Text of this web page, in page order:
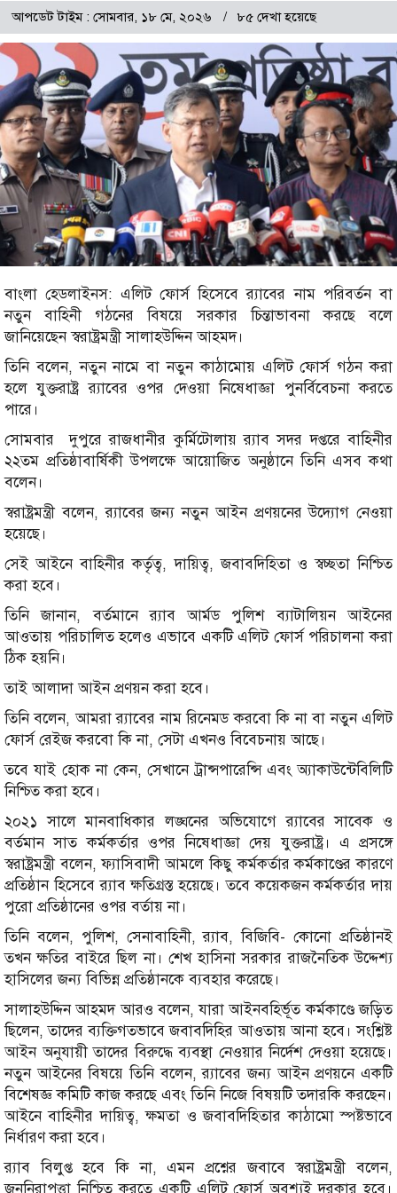
আপডেট টাইম : সোমবার, ১৮ মে, ২০২৬ ৮৫ দেখা হয়েছে
বাংলা হেডলাইনস: এলিট ফোর্স হিসেবে র‍্যাবের নাম পরিবর্তন বা
নতুন বাহিনী গঠনের বিষয়ে সরকার চিন্তাভাবনা করছে বলে
জানিয়েছেন স্বরাষ্ট্রমন্ত্রী সালাহউদ্দিন আহমদ।
তিনি বলেন, নতুন নামে বা নতুন কাঠামোয় এলিট ফোর্স গঠন করা
হলে যুক্তরাষ্ট্র র‍্যাবের ওপর দেওয়া নিষেধাজ্ঞা পুনর্বিবেচনা করতে
পারে।
সোমবার দুপুরে রাজধানীর কুর্মিটোলায় র‍্যাব সদর দপ্তরে বাহিনীর
২২তম প্রতিষ্ঠাবার্ষিকী উপলক্ষে আয়োজিত অনুষ্ঠানে তিনি এসব কথা
বলেন।
স্বরাষ্ট্রমন্ত্রী বলেন, র‍্যাবের জন্য নতুন আইন প্রণয়নের উদ্যোগ নেওয়া
হয়েছে।
সেই আইনে বাহিনীর কর্তৃত্ব, দায়িত্ব, জবাবদিহিতা ও স্বচ্ছতা নিশ্চিত
করা হবে।
তিনি জানান, বর্তমানে র‍্যাব আর্মড পুলিশ ব্যাটালিয়ন আইনের
আওতায় পরিচালিত হলেও এভাবে একটি এলিট ফোর্স পরিচালনা করা
ঠিক হয়নি।
তাই আলাদা আইন প্রণয়ন করা হবে।
তিনি বলেন, আমরা র‍্যাবের নাম রিনেমড করবো কি না বা নতুন এলিট
ফোর্স রেইজ করবো কি না, সেটা এখনও বিবেচনায় আছে।
তবে যাই হোক না কেন, সেখানে ট্রান্সপারেন্সি এবং অ্যাকাউন্টেবিলিটি
নিশ্চিত করা হবে।
২০২১ সালে মানবাধিকার লঙ্ঘনের অভিযোগে র‍্যাবের সাবেক ও
বর্তমান সাত কর্মকর্তার ওপর নিষেধাজ্ঞা দেয় যুক্তরাষ্ট্র। এ প্রসঙ্গে
স্বরাষ্ট্রমন্ত্রী বলেন, ফ্যাসিবাদী আমলে কিছু কর্মকর্তার কর্মকাণ্ডের কারণে
প্রতিষ্ঠান হিসেবে র‍্যাব ক্ষতিগ্রস্ত হয়েছে। তবে কয়েকজন কর্মকর্তার দায়
পুরো প্রতিষ্ঠানের ওপর বর্তায় না।
তিনি বলেন, পুলিশ, সেনাবাহিনী, র‍্যাব, বিজিবি- কোনো প্রতিষ্ঠানই
তখন ক্ষতির বাইরে ছিল না। শেখ হাসিনা সরকার রাজনৈতিক উদ্দেশ্য
হাসিলের জন্য বিভিন্ন প্রতিষ্ঠানকে ব্যবহার করেছে।
সালাহউদ্দিন আহমদ আরও বলেন, যারা আইনবহির্ভূত কর্মকাণ্ডে জড়িত
ছিলেন, তাদের ব্যক্তিগতভাবে জবাবদিহির আওতায় আনা হবে। সংশ্লিষ্ট
আইন অনুযায়ী তাদের বিরুদ্ধে ব্যবস্থা নেওয়ার নির্দেশ দেওয়া হয়েছে।
নতুন আইনের বিষয়ে তিনি বলেন, র‍্যাবের জন্য আইন প্রণয়নে একটি
বিশেষজ্ঞ কমিটি কাজ করছে এবং তিনি নিজে বিষয়টি তদারকি করছেন।
আইনে বাহিনীর দায়িত্ব, ক্ষমতা ও জবাবদিহিতার কাঠামো স্পষ্টভাবে
নির্ধারণ করা হবে।
র‍্যাব বিলুপ্ত হবে কি না, এমন প্রশ্নের জবাবে স্বরাষ্ট্রমন্ত্রী বলেন,
জননিরাপত্তা নিশ্চিত করতে একটি এলিট ফোর্স অবশ্যই দরকার হবে।